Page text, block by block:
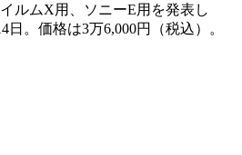
ルムX用、ソニーE用を発表し
日。価格は3万6,000円（税込）。